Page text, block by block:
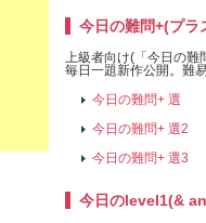
今日の難問+(プラ
上級者向け(「今日の難
毎日一題新作公開。難
今日の難問+ 選
今日の難問+ 選2
今日の難問+ 選3
今日のlevel1(&